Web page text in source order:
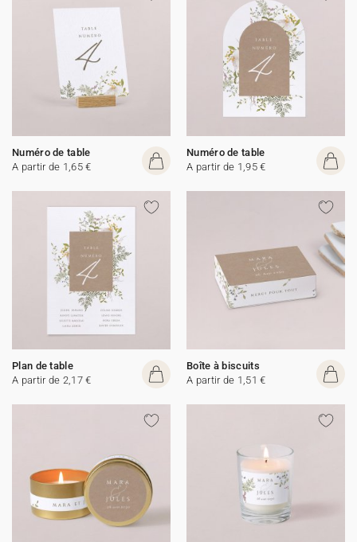
Numéro de table
A partir de 1,65 €
Numéro de table
A partir de 1,95 €
Plan de table
A partir de 2,17 €
Boîte à biscuits
A partir de 1,51 €